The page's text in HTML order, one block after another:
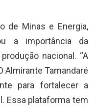
de Minas e Energia,
a importância da
nacional. “A
Almirante Tamandaré
para fortalecer a
Essa plataforma tem